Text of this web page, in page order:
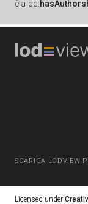
è a-cd:
SCARICA LODVIEW
Licensed under